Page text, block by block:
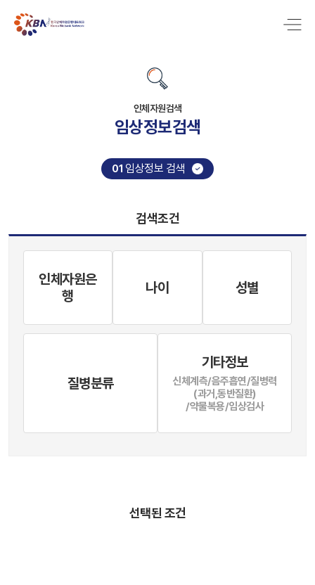
인체자원검색
임상정보검색
01 임상정보 검색
검색조건
인체자원은
행
나이 성별
질병분류
기타정보
신체계측/음주흡연/질병력
(과거,동반질환)
/약물복용/임상검사
선택된 조건